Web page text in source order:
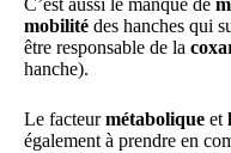
C’est aussi le manque de
mobilité des hanches qui
être responsable de la
hanche).
Le facteurmétabolique et
également à prendre en